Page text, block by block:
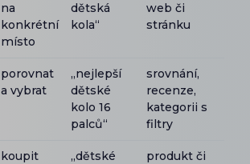
na
konkrétní
místo
dětská
kola“
web či
stránku
porovnat
a vybrat
„nejlepší
dětské
kolo 16
palců“
srovnání,
recenze,
kategorii s
filtry
koupit
„dětské
produkt či